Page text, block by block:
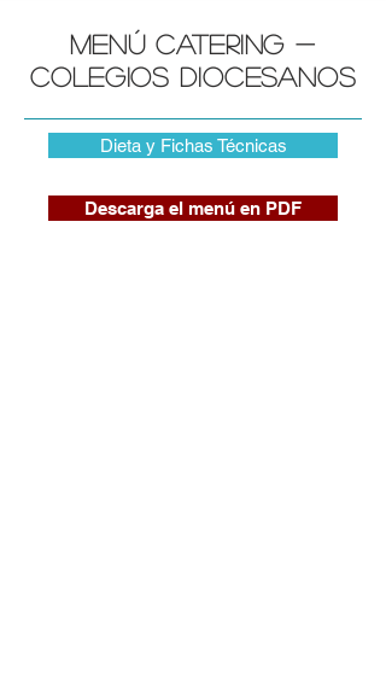
menú cAtering -
colegios diocesanos
Dieta y Fichas Técnicas
Descarga el menú en PDF